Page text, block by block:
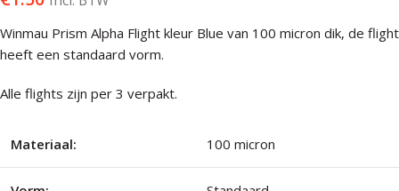
Winmau Prism Alpha Flight kleur Blue van 100 micron dik, de flight
heeft een standaard vorm.
Alle flights zijn per 3 verpakt.
Materiaal: 100 micron